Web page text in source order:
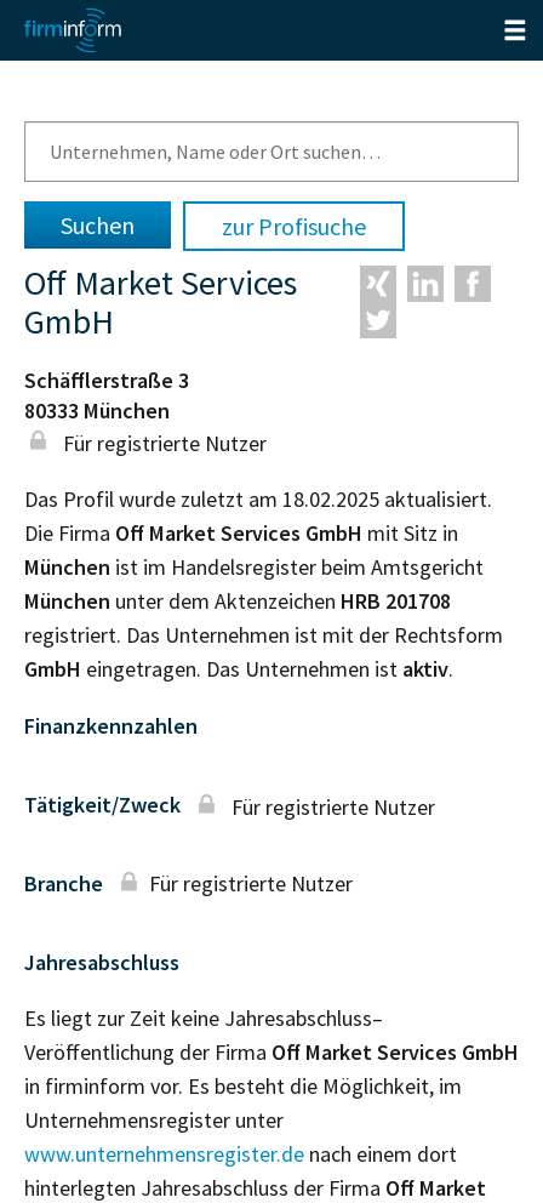
zur Profisuche
Off Market Services
GmbH
Schäfflerstraße 3
80333 München
Für registrierte Nutzer
Das Profil wurde zuletzt am 18.02.2025 aktualisiert.
Die Firma Off Market Services GmbH mit Sitz in
München ist im Handelsregister beim Amtsgericht
München unter dem Aktenzeichen HRB 201708
registriert. Das Unternehmen ist mit der Rechtsform
GmbH eingetragen. Das Unternehmen ist aktiv.
Finanzkennzahlen
Tätigkeit/Zweck Für registrierte Nutzer
Branche Für registrierte Nutzer
Jahresabschluss
Es liegt zur Zeit keine Jahresabschluss–
Veröffentlichung der Firma Off Market Services GmbH
in firminform vor. Es besteht die Möglichkeit, im
Unternehmensregister unter
www.unternehmensregister.de nach einem dort
hinterlegten Jahresabschluss der Firma Off Market